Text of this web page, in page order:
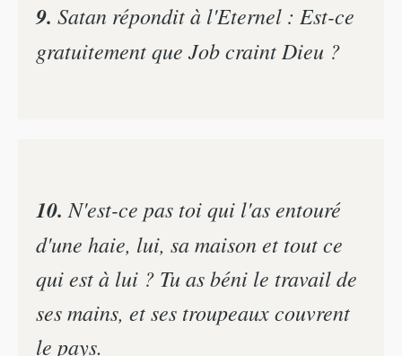
9. Satan répondit à l'Eternel : Est-ce
gratuitement que Job craint Dieu ?
10. N'est-ce pas toi qui l'as entouré
d'une haie, lui, sa maison et tout ce
qui est à lui ? Tu as béni le travail de
ses mains, et ses troupeaux couvrent
le pays.